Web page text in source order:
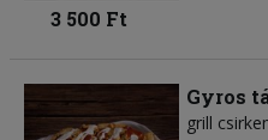
3 500 Ft
Gyros
grill